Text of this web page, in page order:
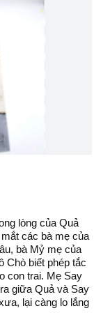
lòng của Quả
các bà mẹ của
bà Mỷ mẹ của
Chò biết phép tắc
con trai. Mẹ Say
giữa Quả và Say
lại càng lo lắng